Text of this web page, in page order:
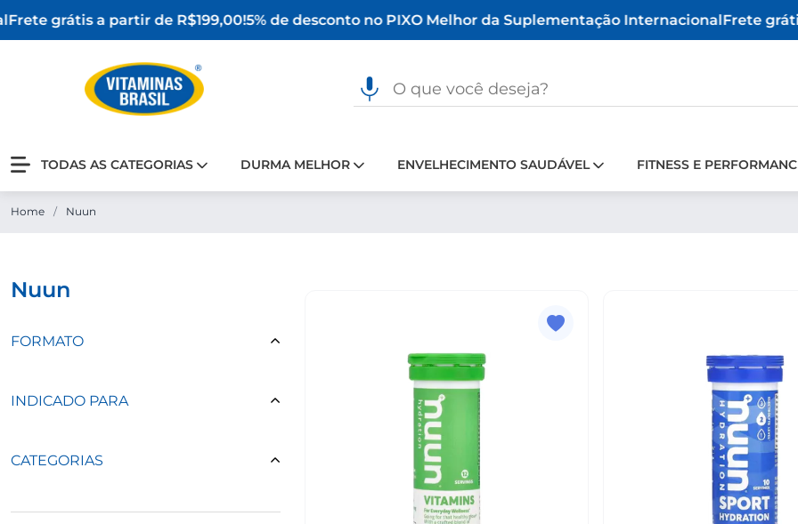
grátis a partir de R$199,00!5% de desconto no PIXO Melhor da Suplementação InternacionalFrete
TODAS AS CATEGORIAS DURMA MELHOR ENVELHECIMENTO SAUDÁVEL FITNESS E
Home / Nuun
nuun
FORMATO
INDICADO PARA
CATEGORIAS